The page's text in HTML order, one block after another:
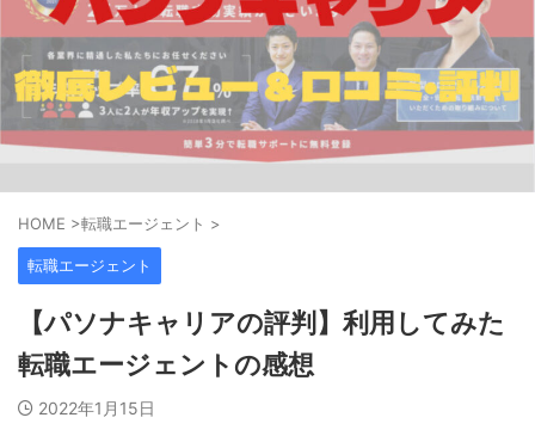
HOME >転職エージェント >
転職エージェント
【パソナキャリアの評判】利用してみた
転職エージェントの感想
2022年1月15日